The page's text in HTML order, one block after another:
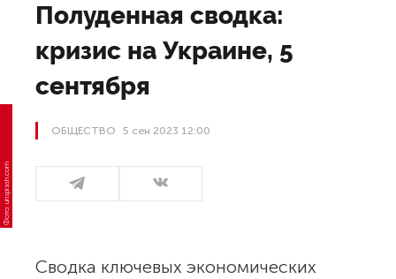
Полуденная сводка:
кризис на Украине, 5
сентября
ОБЩЕСТВО 5 сен 2023 12:00
Фото: unsplash.com
Сводка ключевых экономических